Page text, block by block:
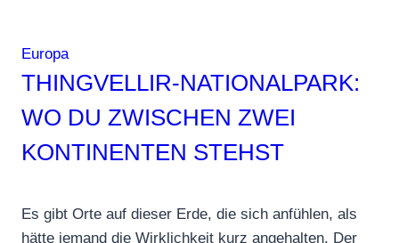
Europa
THINGVELLIR-NATIONALPARK:
WO DU ZWISCHEN ZWEI
KONTINENTEN STEHST
Es gibt Orte auf dieser Erde, die sich anfühlen, als
hätte jemand die Wirklichkeit kurz angehalten. Der